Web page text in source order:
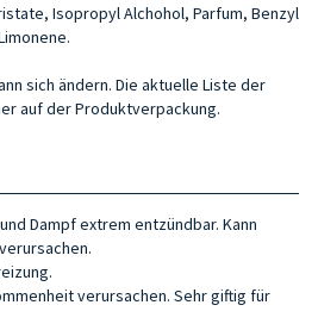
Isopropyl Alchohol, Parfum, Benzyl
sich ändern. Die aktuelle Liste der
auf der Produktverpackung.
Dampf extrem entzündbar. Kann
verursachen. Sehr giftig für